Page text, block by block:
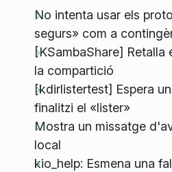
No intenta usar els
segurs» com a
[KSambaShare]
la compartició
[kdirlistertest] Espera
finalitzi el «lister»
Mostra un missatge
local
kio_help: Esmena una